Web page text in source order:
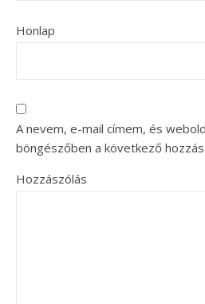
Honlap
A nevem, e-mail címem, és
böngészőben a következő
Hozzászólás